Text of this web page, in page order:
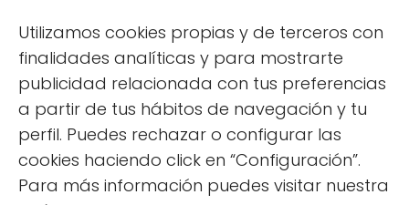
Utilizamos cookies propias y de terceros con
finalidades analíticas y para mostrarte
publicidad relacionada con tus preferencias
a partir de tus hábitos de navegación y tu
perfil. Puedes rechazar o configurar las
cookies haciendo click en “Configuración”.
Para más información puedes visitar nuestra
áreas clave como el cuello, las axilas y la
ingle, donde se encuentran los ganglios
linfáticos. Lamanipulaciónsuave ayuda a
desbloquear el sistema.
La actividad física regular es otra forma
efectiva de estimular el sistema linfático. El